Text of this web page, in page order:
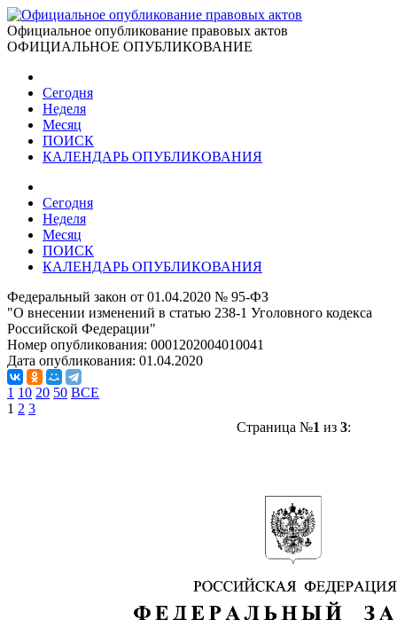
Официальное опубликование правовых актов
ОФИЦИАЛЬНОЕ ОПУБЛИКОВАНИЕ
Сегодня
Неделя
Месяц
ПОИСК
КАЛЕНДАРЬ ОПУБЛИКОВАНИЯ
Сегодня
Неделя
Месяц
ПОИСК
КАЛЕНДАРЬ ОПУБЛИКОВАНИЯ
Федеральный закон от 01.04.2020 № 95-ФЗ
"О внесении изменений в статью 238-1 Уголовного кодекса
Российской Федерации"
Номер опубликования: 0001202004010041
Дата опубликования: 01.04.2020
1 10 20 50 ВСЕ
1 2 3
Страница №1 из 3: